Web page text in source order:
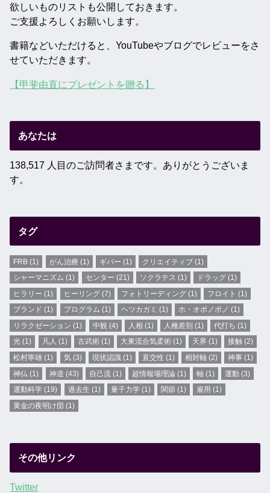
欲しいものリストも公開しておきます。
ご支援よろしくお願いします。
書籍などいただけると、YouTubeやブログでレビューをさ
せていただきます。
【甲斐由直にプレゼントを贈る】
あなたは
138,517 人目のご訪問者さまです。ありがとうございま
す。
タグ
FRB (1) がん治療 (1) ギバー (1) クリエイティブ (1)
シャーマニズム (1) センター (21) ソクラテス (1) ドラッグ (1)
ヒラリー (1) ヒーリング(7) フォトリーディング(1) フロイト (1)
ブランド (1) プログラム (1) ヘツカガミ (1) ホ・オポノポノ (1)
リラクゼーション (1) 中観(4) 人相 (1) 人種差別 (1) 代打ち (1)
光 (1) 凡人 (1) 古武術(1) 大東流合気柔術 (1) 天界 (1) 接触 (2)
松村寧雄 (1) 気(3) 現状認識(1) 直交性 (1) 相対軸 (2) 神事 (1)
神仏 (1) 神道 (43) 自己流 (1) 超情報場理論 (1) 軸 (1) 運動 (3)
運動科学 (19) 過去生 (1) 量子力学(1) 関節 (1) 雇用 (1)
黄金の夜明け団 (1)
その他リンク
Twitter